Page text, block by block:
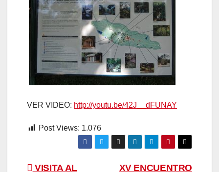
VER VIDEO: http://youtu.be/42J__dFUNAY
Post Views: 1.076
XV ENCUENTRO
VISITA AL